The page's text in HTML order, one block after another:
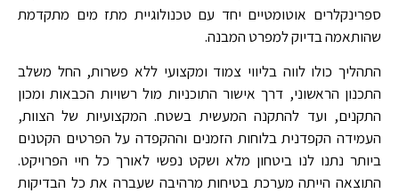
ספרינקלרים אוטומטיים יחד עם טכנולוגיית מתז מים מתקדמת
שהותאמה בדיוק למפרט המבנה.
התהליך כולו לווה בליווי צמוד ומקצועי ללא פשרות, החל משלב
התכנון הראשוני, דרך אישור התוכניות מול רשויות הכבאות ומכון
התקנים, ועד להתקנה המעשית בשטח. המקצועיות של הצוות,
העמידה הקפדנית בלוחות הזמנים וההקפדה על הפרטים הקטנים
ביותר נתנו לנו ביטחון מלא ושקט נפשי לאורך כל חיי הפרויקט.
התוצאה הייתה מערכת בטיחות מרהיבה שעברה את כל הבדיקות